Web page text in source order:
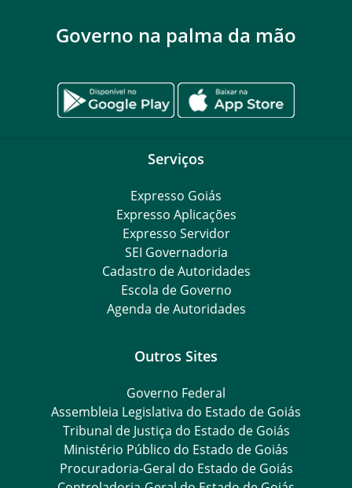
Governo na palma da mão
Serviços
Expresso Goiás
Expresso Aplicações
Expresso Servidor
SEI Governadoria
Cadastro de Autoridades
Escola de Governo
Agenda de Autoridades
Outros Sites
Governo Federal
Assembleia Legislativa do Estado de Goiás
Tribunal de Justiça do Estado de Goiás
Ministério Público do Estado de Goiás
Procuradoria-Geral do Estado de Goiás